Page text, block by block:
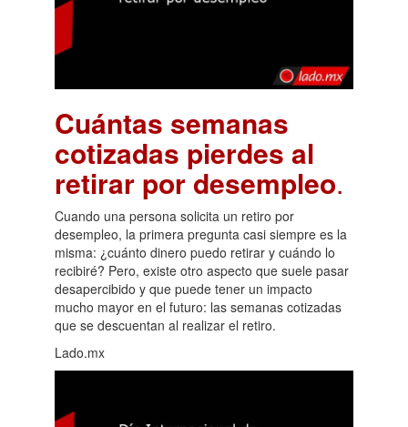
Cuántas semanas
cotizadas pierdes al
retirar por desempleo.
Cuando una persona solicita un retiro por
desempleo, la primera pregunta casi siempre es la
misma: ¿cuánto dinero puedo retirar y cuándo lo
recibiré? Pero, existe otro aspecto que suele pasar
desapercibido y que puede tener un impacto
mucho mayor en el futuro: las semanas cotizadas
que se descuentan al realizar el retiro.
Lado.mx